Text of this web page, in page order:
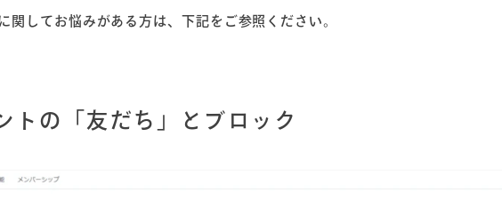
関してお悩みがある方は、下記をご参照ください。
トの「友だち」とブロック